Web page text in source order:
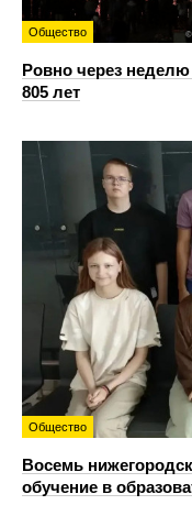
Общество
Ровно через
805 лет
Общество
Восемь
обучение в